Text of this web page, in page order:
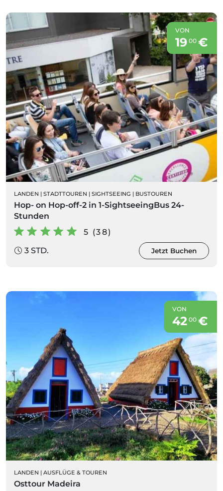
VON
19 00€
LANDEN | STADTTOUREN | SIGHTSEEING | BUSTOUREN
Hop- on Hop-off-2 in 1-SightseeingBus 24-
Stunden
5 (38)
3 STD.
Jetzt Buchen
VON
42 00€
LANDEN | AUSFLÜGE & TOUREN
Osttour Madeira